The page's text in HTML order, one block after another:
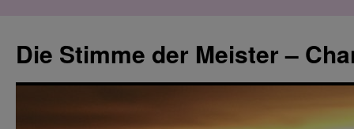
springen
Die Stimme der Meister –